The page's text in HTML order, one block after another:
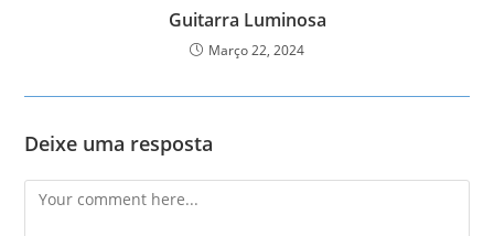
Guitarra Luminosa
Março 22, 2024
Deixe uma resposta
Comment